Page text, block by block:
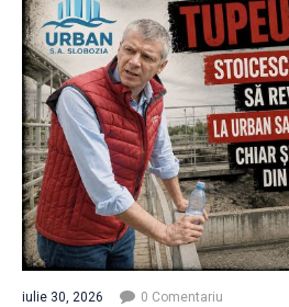
iulie 30, 2026 0 Comentariu